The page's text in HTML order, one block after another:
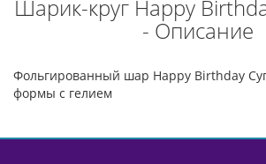
Шарик-круг Happy
- Описание
Фольгированный шар Happy Birthday
формы с гелием